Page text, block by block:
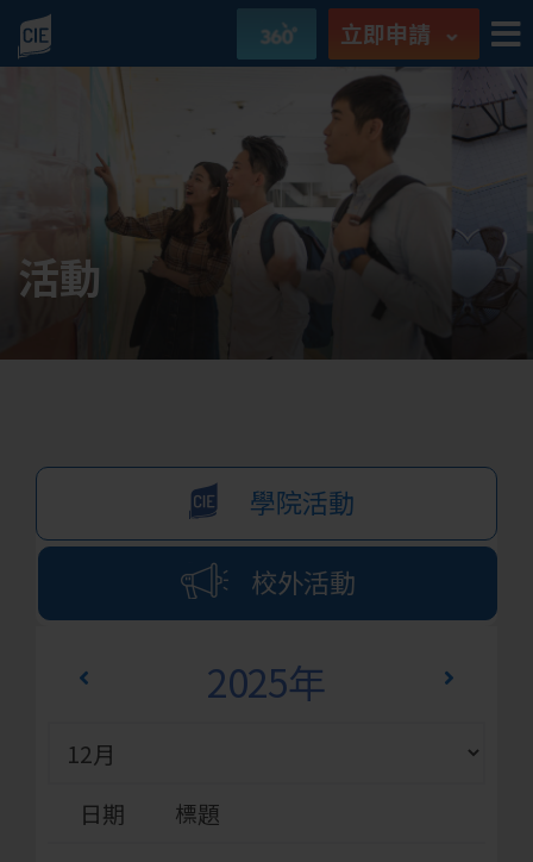
立即申請
活動
學院活動
校外活動
2025年
日期 標題